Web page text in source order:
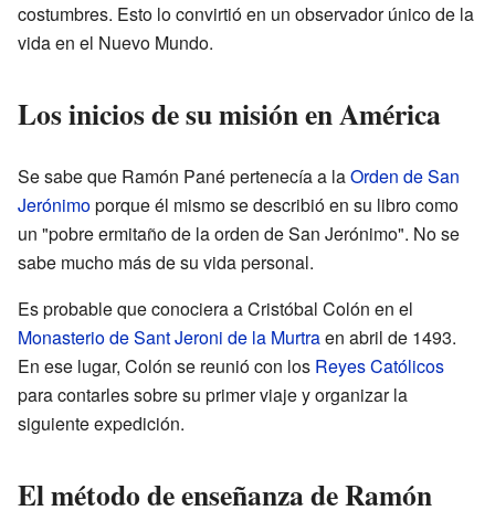
costumbres. Esto lo convirtió en un observador único de la
vida en el Nuevo Mundo.
Los inicios de su misión en América
Se sabe que Ramón Pané pertenecía a laOrden de San
Jerónimoporque él mismo se describió en su libro como
un "pobre ermitaño de la orden de San Jerónimo". No se
sabe mucho más de su vida personal.
Es probable que conociera a Cristóbal Colón en el
Monasterio de Sant Jeroni de la Murtraen abril de 1493.
En ese lugar, Colón se reunió con los Reyes Católicos
para contarles sobre su primer viaje y organizar la
siguiente expedición.
El método de enseñanza de Ramón